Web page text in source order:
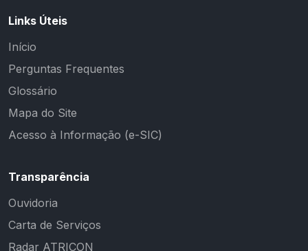
Links Úteis
Início
Perguntas Frequentes
Glossário
Mapa do Site
Acesso à Informação (e-SIC)
Transparência
Ouvidoria
Carta de Serviços
Radar ATRICON